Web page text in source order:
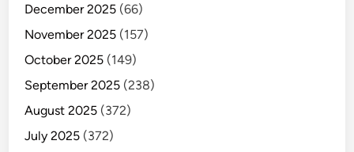
December 2025 (66)
November 2025 (157)
October 2025 (149)
September 2025 (238)
August 2025 (372)
July 2025 (372)